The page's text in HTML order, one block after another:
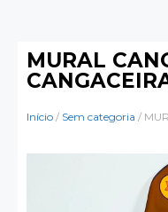
MURAL
Início / Sem categoria /